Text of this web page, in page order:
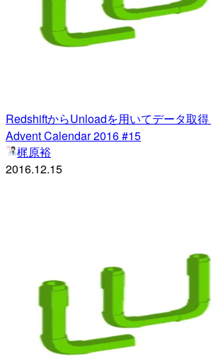
RedshiftからUnloadを用いてデータ取
Advent Calendar 2016 #15
梶原裕
2016.12.15